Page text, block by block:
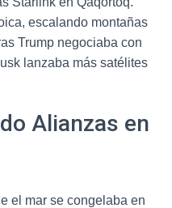
escalando montañas
Trump negociaba con
lanzaba más satélites
Alianzas en
el mar se congelaba en